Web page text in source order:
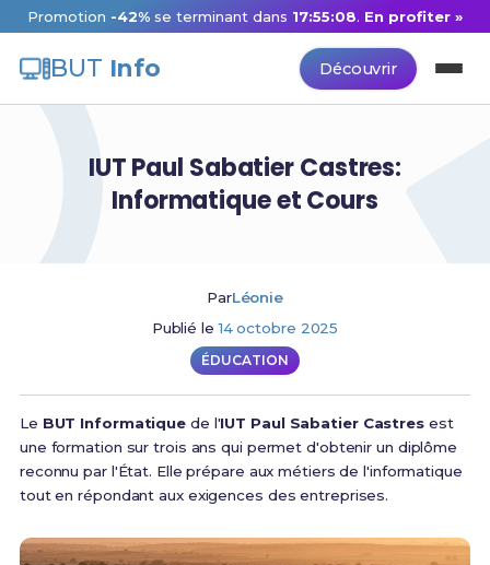
Promotion -42% se terminant dans 17:55:07. En profiter »
BUT Info Découvrir
IUT Paul Sabatier Castres:
Informatique et Cours
ParLéonie
Publié le14 octobre 2025
ÉDUCATION
Le BUT Informatique de l'IUT Paul Sabatier Castresest
une formation sur trois ans qui permet d'obtenir un diplôme
reconnu par l'État. Elle prépare aux métiers de l'informatique
tout en répondant aux exigences des entreprises.